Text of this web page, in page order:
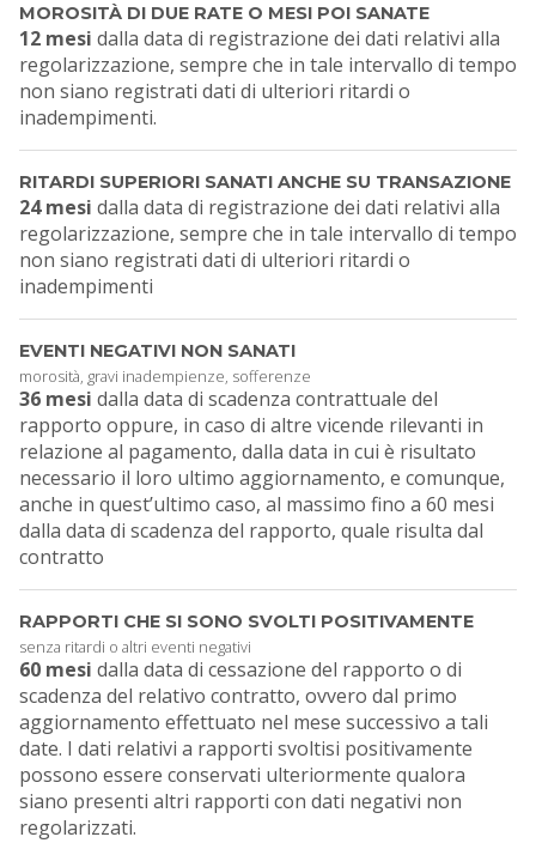
MOROSITÀ DI DUE RATE O MESI POI SANATE
12 mesi dalla data di registrazione dei dati relativi alla
regolarizzazione, sempre che in tale intervallo di tempo
non siano registrati dati di ulteriori ritardi o
inadempimenti.
RITARDI SUPERIORI SANATI ANCHE SU TRANSAZIONE
24 mesi dalla data di registrazione dei dati relativi alla
regolarizzazione, sempre che in tale intervallo di tempo
non siano registrati dati di ulteriori ritardi o
inadempimenti
EVENTI NEGATIVI NON SANATI
morosità, gravi inadempienze, sofferenze
36 mesi dalla data di scadenza contrattuale del
rapporto oppure, in caso di altre vicende rilevanti in
relazione al pagamento, dalla data in cui è risultato
necessario il loro ultimo aggiornamento, e comunque,
anche in quest’ultimo caso, al massimo fino a 60 mesi
dalla data di scadenza del rapporto, quale risulta dal
contratto
RAPPORTI CHE SI SONO SVOLTI POSITIVAMENTE
senza ritardi o altri eventi negativi
60 mesi dalla data di cessazione del rapporto o di
scadenza del relativo contratto, ovvero dal primo
aggiornamento effettuato nel mese successivo a tali
date. I dati relativi a rapporti svoltisi positivamente
possono essere conservati ulteriormente qualora
siano presenti altri rapporti con dati negativi non
regolarizzati.